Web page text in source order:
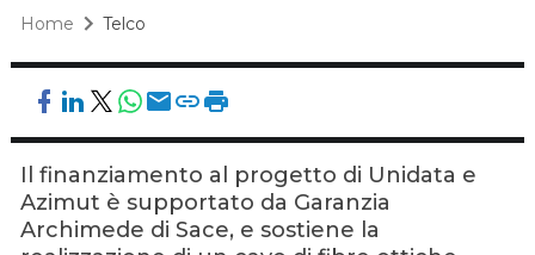
Home Telco
Il finanziamento al progetto di Unidata e
Azimut è supportato da Garanzia
Archimede di Sace, e sostiene la